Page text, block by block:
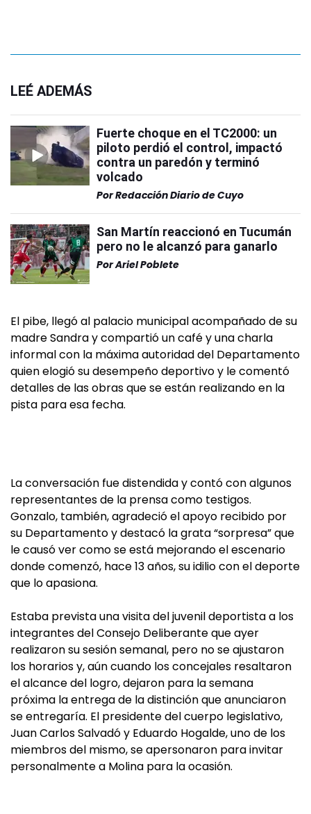
LEÉ ADEMÁS
Fuerte choque en el TC2000: un
piloto perdió el control, impactó
contra un paredón y terminó
volcado
PorRedacción Diario de Cuyo
San Martín reaccionó en Tucumán
pero no le alcanzó para ganarlo
PorAriel Poblete
El pibe, llegó al palacio municipal acompañado de su
madre Sandra y compartió un café y una charla
informal con la máxima autoridad del Departamento
quien elogió su desempeño deportivo y le comentó
detalles de las obras que se están realizando en la
pista para esa fecha.
La conversación fue distendida y contó con algunos
representantes de la prensa como testigos.
Gonzalo, también, agradeció el apoyo recibido por
su Departamento y destacó la grata “sorpresa” que
le causó ver como se está mejorando el escenario
donde comenzó, hace 13 años, su idilio con el deporte
que lo apasiona.
Estaba prevista una visita del juvenil deportista a los
integrantes del Consejo Deliberante que ayer
realizaron su sesión semanal, pero no se ajustaron
los horarios y, aún cuando los concejales resaltaron
el alcance del logro, dejaron para la semana
próxima la entrega de la distinción que anunciaron
se entregaría. El presidente del cuerpo legislativo,
Juan Carlos Salvadó y Eduardo Hogalde, uno de los
miembros del mismo, se apersonaron para invitar
personalmente a Molina para la ocasión.